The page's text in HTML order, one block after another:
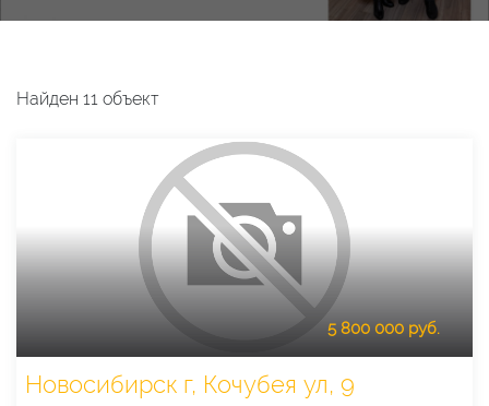
Найден 11 объект
5 800 000 руб.
Новосибирск г, Кочубея ул, 9